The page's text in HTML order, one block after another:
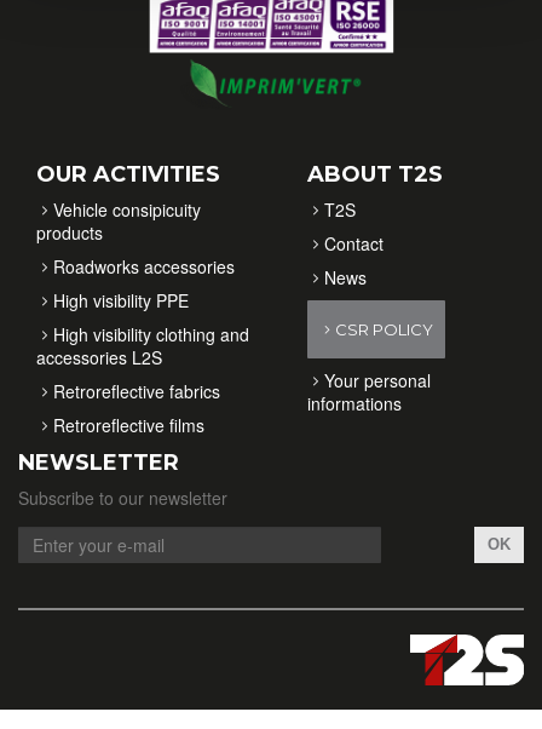
OUR ACTIVITIES
Vehicle consipicuity
products
Roadworks accessories
High visibility PPE
High visibility clothing and
accessories L2S
Retroreflective fabrics
Retroreflective films
ABOUT T2S
T2S
Contact
News
CSR POLICY
Your personal
informations
NEWSLETTER
Subscribe to our newsletter
OK